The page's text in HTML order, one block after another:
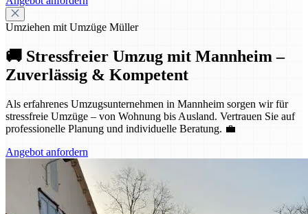
Umziehen mit Umzüge Müller
🚚 Stressfreier Umzug mit Mannheim –
Zuverlässig & Kompetent
Als erfahrenes Umzugsunternehmen in Mannheim sorgen wir für
stressfreie Umzüge – von Wohnung bis Ausland. Vertrauen Sie auf
professionelle Planung und individuelle Beratung. 💼
Angebot anfordern